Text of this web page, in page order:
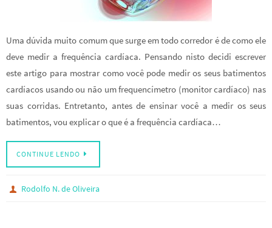
Uma dúvida muito comum que surge em todo corredor é de como ele
deve medir a frequência cardíaca. Pensando nisto decidi escrever
este artigo para mostrar como você pode medir os seus batimentos
cardíacos usando ou não um frequencímetro (monitor cardíaco) nas
suas corridas. Entretanto, antes de ensinar você a medir os seus
batimentos, vou explicar o que é a frequência cardíaca…
CONTINUE LENDO
Rodolfo N. de Oliveira